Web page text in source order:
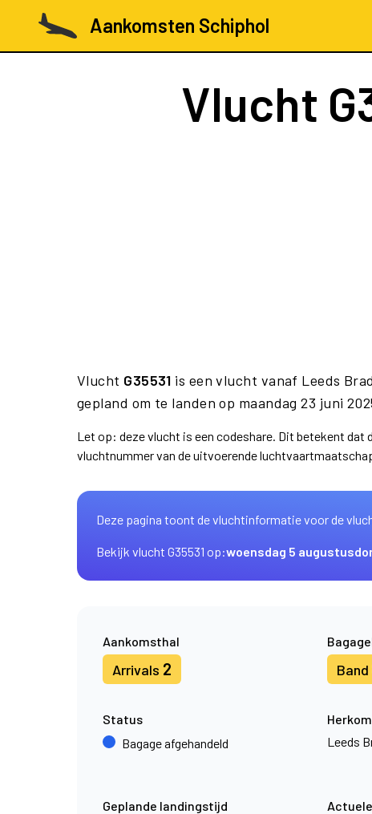
Aankomsten Schiphol
Vlucht
Vlucht G35531 is een vlucht vanaf Leeds
gepland om te landen op maandag 23 juni
Let op: deze vlucht is een codeshare. Dit betekent
vluchtnummer van de uitvoerende
Deze pagina toont de vluchtinformatie voor de
Bekijk vlucht G35531 op:woensdag 5 augustus
Aankomsthal
Arrivals 2 Band
Status
Bagage afgehandeld
Leeds
Geplande landingstijd